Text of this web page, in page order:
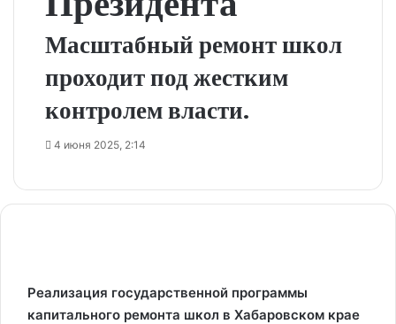
Масштабный ремонт школ
проходит под жестким
контролем власти.
4 июня 2025, 2:14
Реализация государственной программы
капитального ремонта школ в Хабаровском крае